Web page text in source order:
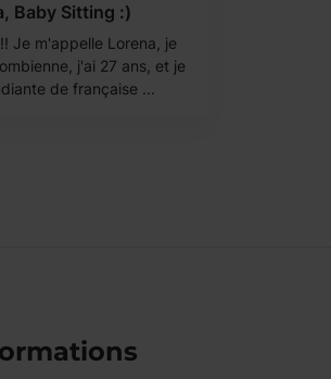
Baby Sitting :)
Je m'appelle Lorena, je
j'ai 27 ans, et je
de française ...